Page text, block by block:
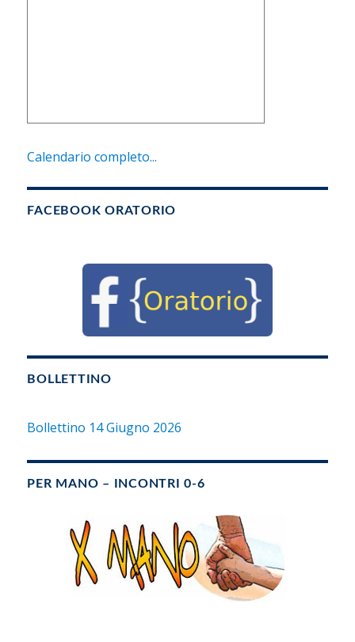
Calendario completo...
FACEBOOK ORATORIO
BOLLETTINO
Bollettino 14 Giugno 2026
PER MANO – INCONTRI 0-6